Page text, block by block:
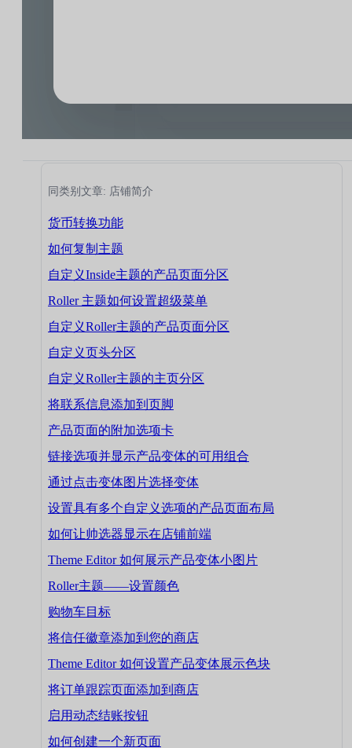
同类别文章: 店铺简介
货币转换功能
如何复制主题
自定义Inside主题的产品页面分区
Roller 主题如何设置超级菜单
自定义Roller主题的产品页面分区
自定义页头分区
自定义Roller主题的主页分区
将联系信息添加到页脚
产品页面的附加选项卡
链接选项并显示产品变体的可用组合
通过点击变体图片选择变体
设置具有多个自定义选项的产品页面布局
如何让帅选器显示在店铺前端
Theme Editor 如何展示产品变体小图片
Roller主题——设置颜色
购物车目标
将信任徽章添加到您的商店
Theme Editor 如何设置产品变体展示色块
将订单跟踪页面添加到商店
启用动态结账按钮
如何创建一个新页面